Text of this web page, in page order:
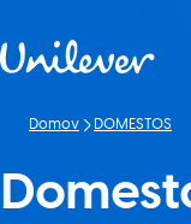
Domov DOMESTOS